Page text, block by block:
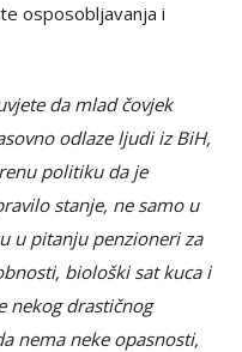
osposobljavanja i
da mlad čovjek
odlaze ljudi iz BiH,
politiku da je
stanje, ne samo u
u pitanju penzioneri za
biološki sat kuca i
nekog drastičnog
nema neke opasnosti,